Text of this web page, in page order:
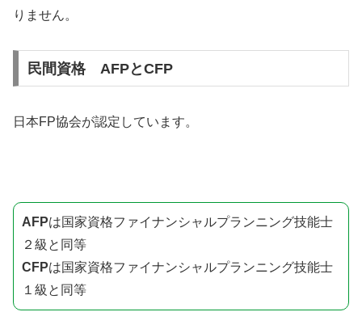
りません。
民間資格 AFPとCFP
日本FP協会が認定しています。
AFPは国家資格ファイナンシャルプランニング技能士
２級と同等
CFPは国家資格ファイナンシャルプランニング技能士
１級と同等